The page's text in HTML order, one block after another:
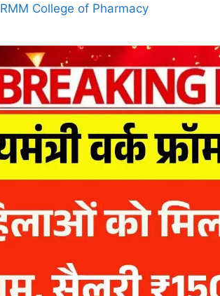
RMM College of Pharmacy